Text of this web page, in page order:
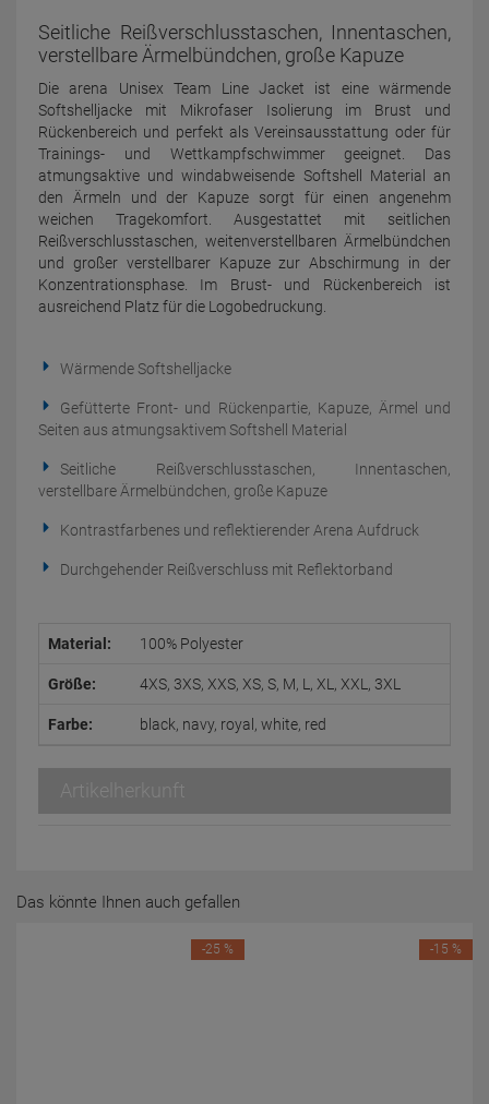
Seitliche Reißverschlusstaschen, Innentaschen,
verstellbare Ärmelbündchen, große Kapuze
Die arena Unisex Team Line Jacket ist eine wärmende
Softshelljacke mit Mikrofaser Isolierung im Brust und
Rückenbereich und perfekt als Vereinsausstattung oder für
Trainings- und Wettkampfschwimmer geeignet. Das
atmungsaktive und windabweisende Softshell Material an
den Ärmeln und der Kapuze sorgt für einen angenehm
weichen Tragekomfort. Ausgestattet mit seitlichen
Reißverschlusstaschen, weitenverstellbaren Ärmelbündchen
und großer verstellbarer Kapuze zur Abschirmung in der
Konzentrationsphase. Im Brust- und Rückenbereich ist
ausreichend Platz für die Logobedruckung.
Wärmende Softshelljacke
Gefütterte Front- und Rückenpartie, Kapuze, Ärmel und
Seiten aus atmungsaktivem Softshell Material
Seitliche Reißverschlusstaschen, Innentaschen,
verstellbare Ärmelbündchen, große Kapuze
Kontrastfarbenes und reflektierender Arena Aufdruck
Durchgehender Reißverschluss mit Reflektorband
Material: 100% Polyester
Größe: 4XS, 3XS, XXS, XS, S, M, L, XL, XXL, 3XL
Farbe: black, navy, royal, white, red
Artikelherkunft
Das könnte Ihnen auch gefallen
-25 % -15 %